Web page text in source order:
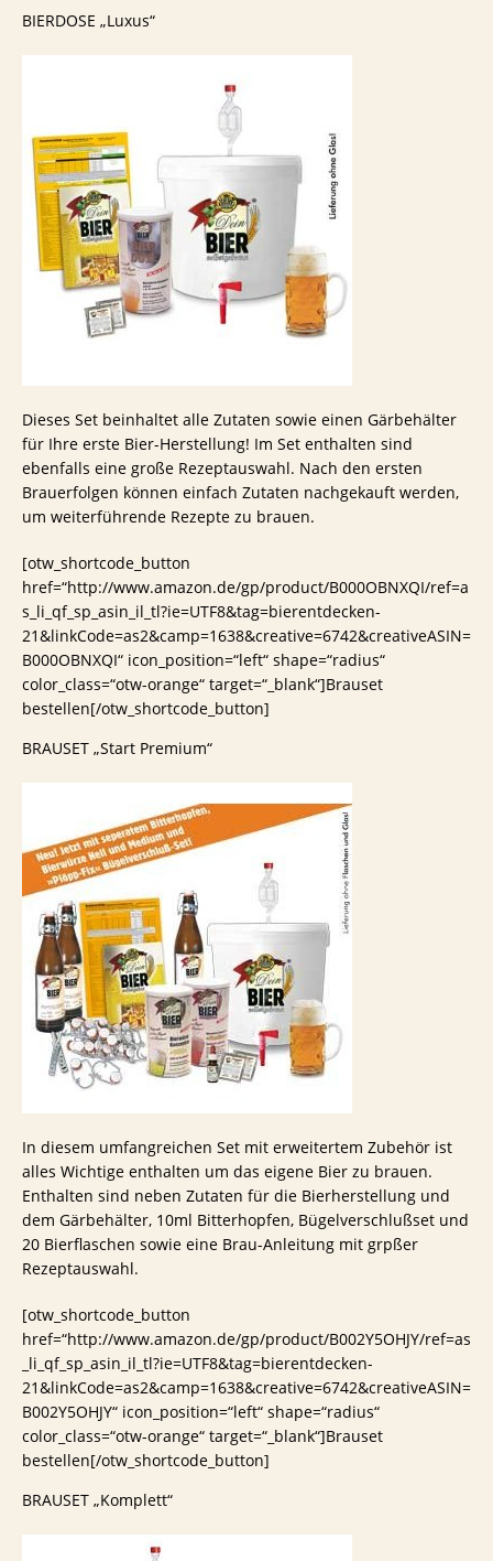
BIERDOSE „Luxus“
Dieses Set beinhaltet alle Zutaten sowie einen Gärbehälter
für Ihre erste Bier-Herstellung! Im Set enthalten sind
ebenfalls eine große Rezeptauswahl. Nach den ersten
Brauerfolgen können einfach Zutaten nachgekauft werden,
um weiterführende Rezepte zu brauen.
[otw_shortcode_button
href=“http://www.amazon.de/gp/product/B000OBNXQI/ref=a
s_li_qf_sp_asin_il_tl?ie=UTF8&tag=bierentdecken-
21&linkCode=as2&camp=1638&creative=6742&creativeASIN=
B000OBNXQI“ icon_position=“left“ shape=“radius“
color_class=“otw-orange“ target=“_blank“]Brauset
bestellen[/otw_shortcode_button]
BRAUSET „Start Premium“
In diesem umfangreichen Set mit erweitertem Zubehör ist
alles Wichtige enthalten um das eigene Bier zu brauen.
Enthalten sind neben Zutaten für die Bierherstellung und
dem Gärbehälter, 10ml Bitterhopfen, Bügelverschlußset und
20 Bierflaschen sowie eine Brau-Anleitung mit grpßer
Rezeptauswahl.
[otw_shortcode_button
href=“http://www.amazon.de/gp/product/B002Y5OHJY/ref=as
_li_qf_sp_asin_il_tl?ie=UTF8&tag=bierentdecken-
21&linkCode=as2&camp=1638&creative=6742&creativeASIN=
B002Y5OHJY“ icon_position=“left“ shape=“radius“
color_class=“otw-orange“ target=“_blank“]Brauset
bestellen[/otw_shortcode_button]
BRAUSET „Komplett“